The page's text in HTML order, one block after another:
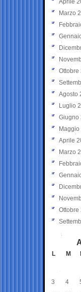
Aprile
Marzo
Ottobre
Agosto
Luglio
Giugno
Maggio
Aprile
Marzo
Ottobre
L M
3 4